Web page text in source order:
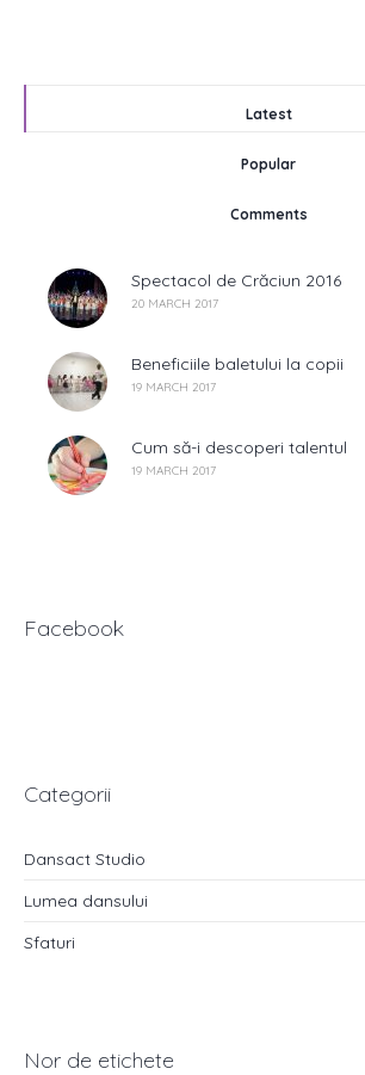
Latest
Popular
Comments
Spectacol de Crăciun 2016
20 MARCH 2017
Beneficiile baletului la copii
19 MARCH 2017
Cum să-i descoperi talentul
19 MARCH 2017
Facebook
Categorii
Dansact Studio
Lumea dansului
Sfaturi
Nor de etichete